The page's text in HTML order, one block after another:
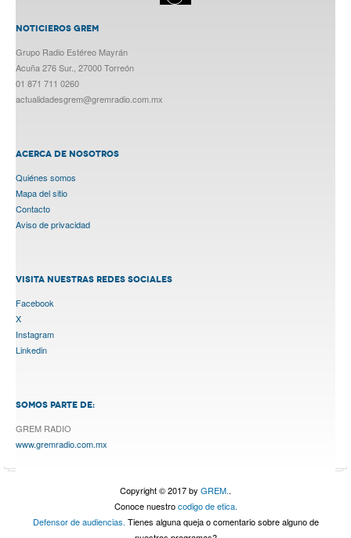
NOTICIEROS GREM
Grupo Radio Estéreo Mayrán
Acuña 276 Sur., 27000 Torreón
01 871 711 0260
actualidadesgrem@gremradio.com.mx
ACERCA DE NOSOTROS
Quiénes somos
Mapa del sitio
Contacto
Aviso de privacidad
VISITA NUESTRAS REDES SOCIALES
Facebook
X
Instagram
Linkedin
SOMOS PARTE DE:
GREM RADIO
www.gremradio.com.mx
Copyright © 2017 by GREM..
Conoce nuestrocodigo de etica.
Defensor de audiencias. Tienes alguna queja o comentario sobre alguno de